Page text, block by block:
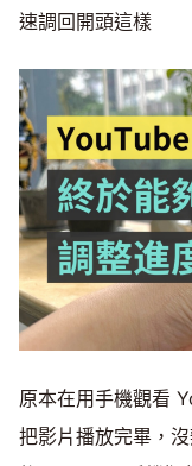
速調回開頭這樣
原本在用手機觀看
把影片播放完畢，